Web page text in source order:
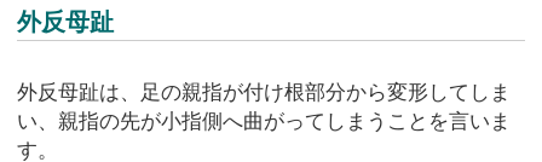
外反母趾
外反母趾は、足の親指が付け根部分から変形してしま
い、親指の先が小指側へ曲がってしまうことを言いま
す。